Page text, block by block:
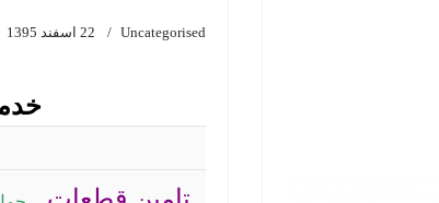
Uncategorised 22 اسفند 1395